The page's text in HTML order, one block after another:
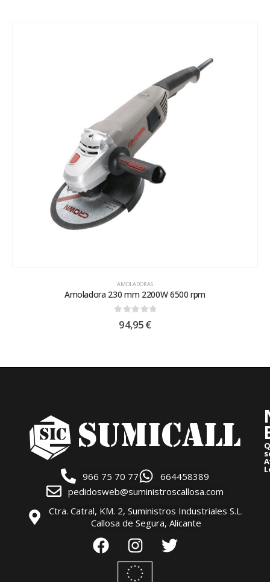
AMOLADORAS
Amoladora 230 mm 2200W 6500 rpm
out of 5
94,95€
966 75 70 77
664458389
pedidosweb@suministroscallosa.com
Ctra. Catral, KM. 2, Suministros Industriales S.L.
Callosa de Segura, Alicante